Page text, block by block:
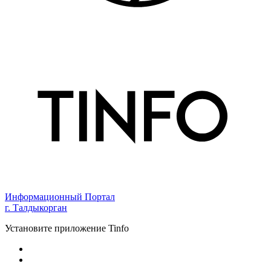
Информационный Портал
г. Талдыкорган
Установите приложение Tinfo